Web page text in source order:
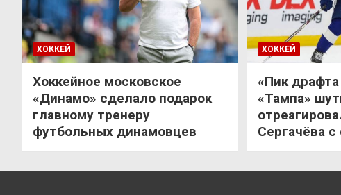
ХОККЕЙ
Хоккейное московское
«Динамо» сделало подарок
главному тренеру
футбольных динамовцев
ХОККЕЙ
«Пик
«Тампа»
Сергачёва